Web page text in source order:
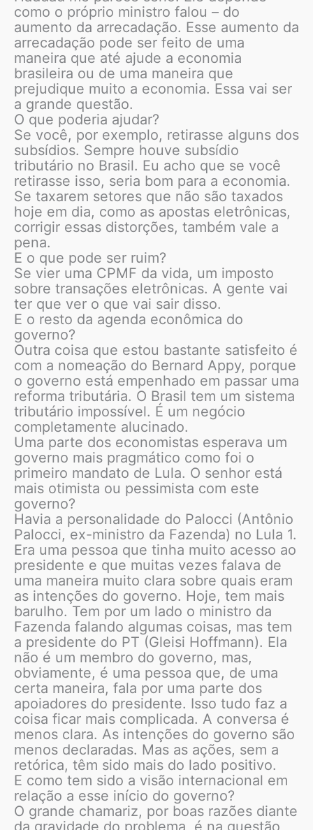
como o próprio ministro falou – do
aumento da arrecadação. Esse aumento da
arrecadação pode ser feito de uma
maneira que até ajude a economia
brasileira ou de uma maneira que
prejudique muito a economia. Essa vai ser
a grande questão.
O que poderia ajudar?
Se você, por exemplo, retirasse alguns dos
subsídios. Sempre houve subsídio
tributário no Brasil. Eu acho que se você
retirasse isso, seria bom para a economia.
Se taxarem setores que não são taxados
hoje em dia, como as apostas eletrônicas,
corrigir essas distorções, também vale a
pena.
E o que pode ser ruim?
Se vier uma CPMF da vida, um imposto
sobre transações eletrônicas. A gente vai
ter que ver o que vai sair disso.
E o resto da agenda econômica do
governo?
Outra coisa que estou bastante satisfeito é
com a nomeação do Bernard Appy, porque
o governo está empenhado em passar uma
reforma tributária. O Brasil tem um sistema
tributário impossível. É um negócio
completamente alucinado.
Uma parte dos economistas esperava um
governo mais pragmático como foi o
primeiro mandato de Lula. O senhor está
mais otimista ou pessimista com este
governo?
Havia a personalidade do Palocci (Antônio
Palocci, ex-ministro da Fazenda) no Lula 1.
Era uma pessoa que tinha muito acesso ao
presidente e que muitas vezes falava de
uma maneira muito clara sobre quais eram
as intenções do governo. Hoje, tem mais
barulho. Tem por um lado o ministro da
Fazenda falando algumas coisas, mas tem
a presidente do PT (Gleisi Hoffmann). Ela
não é um membro do governo, mas,
obviamente, é uma pessoa que, de uma
certa maneira, fala por uma parte dos
apoiadores do presidente. Isso tudo faz a
coisa ficar mais complicada. A conversa é
menos clara. As intenções do governo são
menos declaradas. Mas as ações, sem a
retórica, têm sido mais do lado positivo.
E como tem sido a visão internacional em
relação a esse início do governo?
O grande chamariz, por boas razões diante